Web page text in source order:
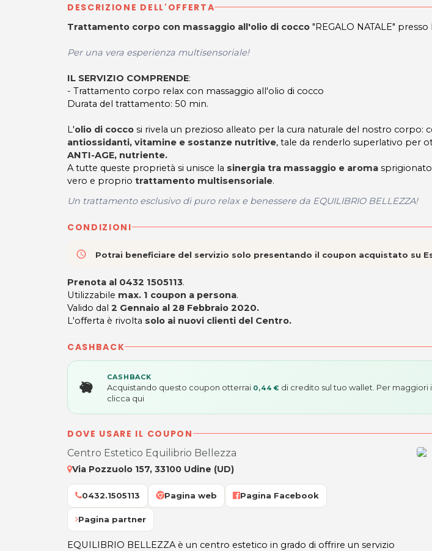
DESCRIZIONE DELL'OFFERTA
Trattamento corpo con massaggio all'olio di cocco "REGALO NATALE"
Per una vera esperienza multisensoriale!
IL SERVIZIO COMPRENDE:
- Trattamento corpo relax con massaggio all'olio di cocco
Durata del trattamento: 50 min.
L'olio di cocco si rivela un prezioso alleato per la cura naturale del nostro corpo:
antiossidanti, vitamine e sostanze nutritive, tale da renderlo superlativo per
ANTI-AGE, nutriente.
A tutte queste proprietà si unisce la sinergia tra massaggio e aroma
vero e proprio trattamento multisensoriale.
Un trattamento esclusivo di puro relax e benessere da EQUILIBRIO BELLEZZA!
CONDIZIONI
access_time Potrai beneficiare del servizio solo presentando il coupon acquistato su
Prenota al 0432 1505113.
Utilizzabile max. 1 coupon a persona.
Valido dal 2 Gennaio al 28 Febbraio 2020.
L'offerta è rivolta solo ai nuovi clienti del Centro.
CASHBACK
CASHBACK
Acquistando questo coupon otterrai 0,44 € di credito sul tuo wallet. Per maggiori
clicca qui
DOVE USARE IL COUPON
Centro Estetico Equilibrio Bellezza
Via Pozzuolo 157, 33100 Udine (UD)
0432.1505113 Pagina web Pagina Facebook
Pagina partner
EQUILIBRIO BELLEZZA è un centro estetico in grado di offrire un servizio